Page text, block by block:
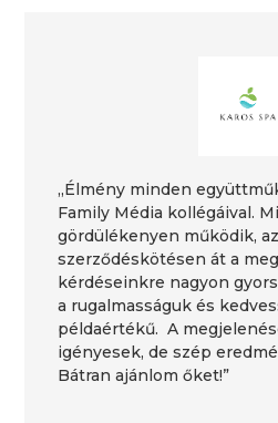
„Élmény minden
Family Média kollégáival.
gördülékenyen működik,
szerződéskötésen át a
kérdéseinkre nagyon
a rugalmasságuk és
példaértékű. A
igényesek, de szép
Bátran ajánlom őket!”